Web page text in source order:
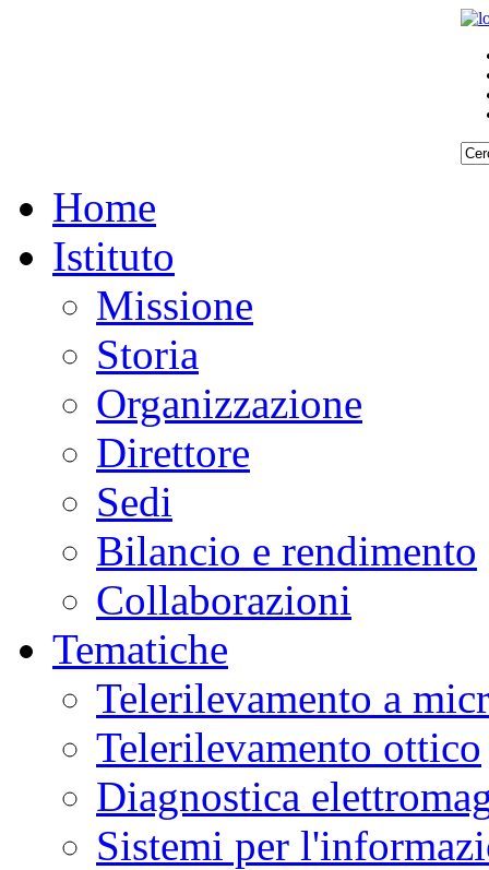
Home
Istituto
Missione
Storia
Organizzazione
Direttore
Sedi
Bilancio e rendimento
Collaborazioni
Tematiche
Telerilevamento a
Telerilevamento ottico
Diagnostica
Sistemi per